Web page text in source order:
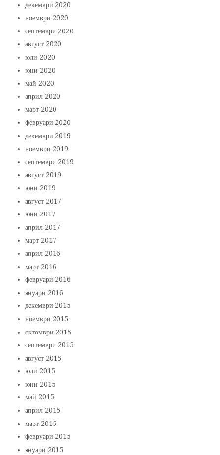
декември 2020
ноември 2020
септември 2020
август 2020
юли 2020
юни 2020
май 2020
април 2020
март 2020
февруари 2020
декември 2019
ноември 2019
септември 2019
август 2019
юни 2019
август 2017
юни 2017
април 2017
март 2017
април 2016
март 2016
февруари 2016
януари 2016
декември 2015
ноември 2015
октомври 2015
септември 2015
август 2015
юли 2015
юни 2015
май 2015
април 2015
март 2015
февруари 2015
януари 2015